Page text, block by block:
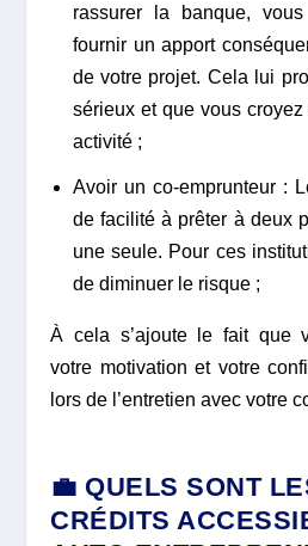
rassurer la banque,
fournir un apport
de votre projet. Cela lui
sérieux et que vous
activité ;
Avoir un co-emprunteur :
de facilité à prêter à deux
une seule. Pour ces
de diminuer le risque ;
À cela s’ajoute le fait que
votre motivation et votre
lors de l’entretien avec votre
💼 QUELS SONT
CRÉDITS